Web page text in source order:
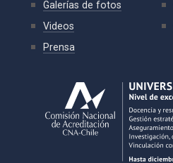
Galerías de fotos
Videos
Prensa